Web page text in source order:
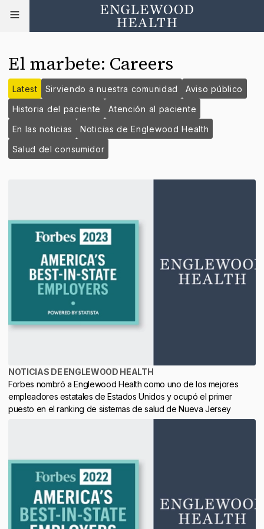
El marbete: Careers
Latest Sirviendo a nuestra comunidad
Aviso público
Historia del paciente
Atención al paciente
En las noticias
Noticias de Englewood Health
Salud del consumidor
NOTICIAS DE ENGLEWOOD HEALTH
Forbes nombró a Englewood Health como uno de los mejores
empleadores estatales de Estados Unidos y ocupó el primer
puesto en el ranking de sistemas de salud de Nueva Jersey